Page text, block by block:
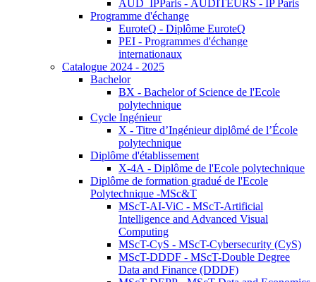
AUD_IPParis - AUDITEURS - IP Paris
Programme d'échange
EuroteQ - Diplôme EuroteQ
PEI - Programmes d'échange
internationaux
Catalogue 2024 - 2025
Bachelor
BX - Bachelor of Science de l'Ecole
polytechnique
Cycle Ingénieur
X - Titre d’Ingénieur diplômé de l’École
polytechnique
Diplôme d'établissement
X-4A - Diplôme de l'Ecole polytechnique
Diplôme de formation gradué de l'Ecole
Polytechnique -MSc&T
MScT-AI-ViC - MScT-Artificial
Intelligence and Advanced Visual
Computing
MScT-CyS - MScT-Cybersecurity (CyS)
MScT-DDDF - MScT-Double Degree
Data and Finance (DDDF)